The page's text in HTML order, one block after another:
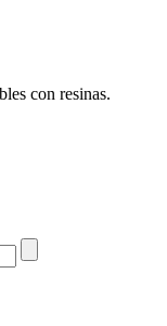
con resinas.